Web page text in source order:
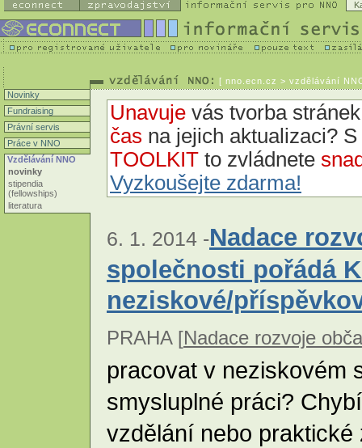
[ nno.ecn.cz > vzdělávání
Novinky
Fundraising
Právní servis
Práce v NNO
Vzdělávání NNO
novinky
stipendia
(fellowships)
literatura
Unavuje vás tvorba
čas na jejich aktualizaci? S
TOOLKIT to zvládnete
Vyzkoušejte zdarma!
6. 1. 2014 -Nadace
společnosti pořádá
neziskové/
PRAHA [Nadace rozvoje
pracovat v neziskovém
smysluplné práci?
vzdělání nebo